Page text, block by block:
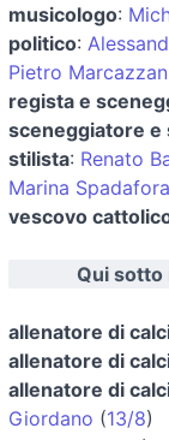
musicologo:
politico:
Pietro Marcazzan
regista e
sceneggiatore
stilista: Renato
Marina Spadafora
vescovo
Qui sotto
allenatore di
allenatore di
allenatore di
Giordano (13/8)